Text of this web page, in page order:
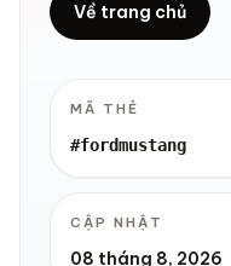
Về trang chủ
MÃ THẺ
#fordmustang
CẬP NHẬT
08 tháng 8, 2026